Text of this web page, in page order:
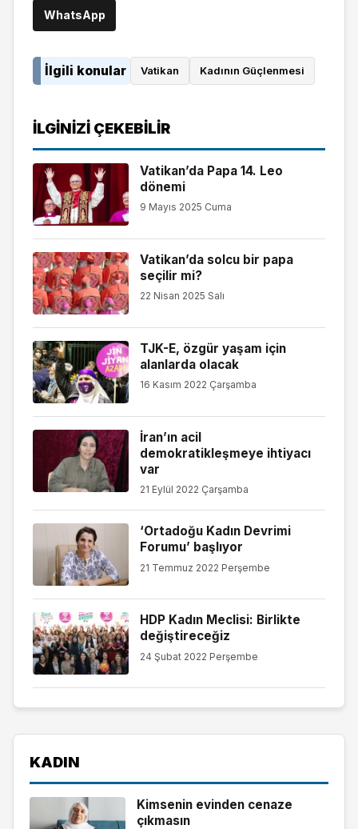
WhatsApp
İlgili konular Vatikan Kadının Güçlenmesi
İLGINIZI ÇEKEBILIR
Vatikan’da Papa 14. Leo
dönemi
9 Mayıs 2025 Cuma
Vatikan’da solcu bir papa
seçilir mi?
22 Nisan 2025 Salı
TJK-E, özgür yaşam için
alanlarda olacak
16 Kasım 2022 Çarşamba
İran’ın acil
demokratikleşmeye ihtiyacı
var
21 Eylül 2022 Çarşamba
‘Ortadoğu Kadın Devrimi
Forumu’ başlıyor
21 Temmuz 2022 Perşembe
HDP Kadın Meclisi: Birlikte
değiştireceğiz
24 Şubat 2022 Perşembe
KADIN
Kimsenin evinden cenaze
çıkmasın